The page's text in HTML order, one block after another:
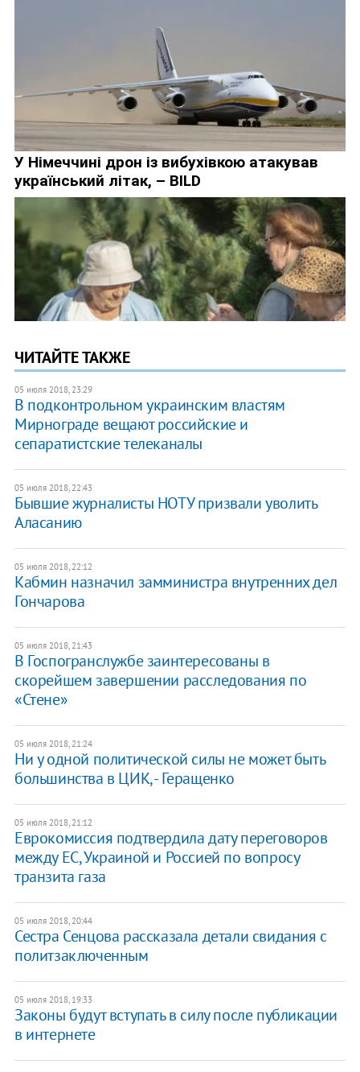
ЧИТАЙТЕ ТАКЖЕ
05 июля 2018, 23:29
В подконтрольном украинским властям
Мирнограде вещают российские и
сепаратистские телеканалы
05 июля 2018, 22:43
Бывшие журналисты НОТУ призвали уволить
Аласанию
05 июля 2018, 22:12
Кабмин назначил замминистра внутренних дел
Гончарова
05 июля 2018, 21:43
​В Госпогранслужбе заинтересованы в
скорейшем завершении расследования по
«Стене»
05 июля 2018, 21:24
Ни у одной политической силы не может быть
большинства в ЦИК, - Геращенко
05 июля 2018, 21:12
Еврокомиссия подтвердила дату переговоров
между ЕС, Украиной и Россией по вопросу
транзита газа
05 июля 2018, 20:44
Сестра Сенцова рассказала детали свидания с
политзаключенным
05 июля 2018, 19:33
Законы будут вступать в силу после публикации
в интернете